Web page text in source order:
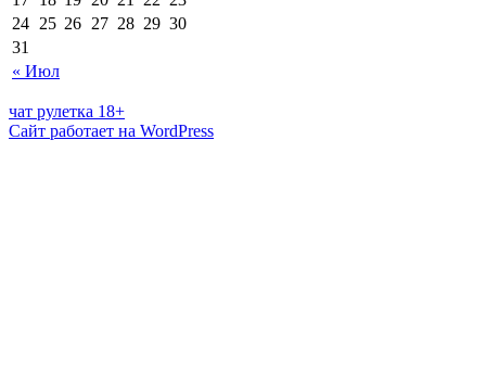
« Июл
24 25 26 27 28 29 30
31
чат рулетка 18+
Сайт работает на WordPress